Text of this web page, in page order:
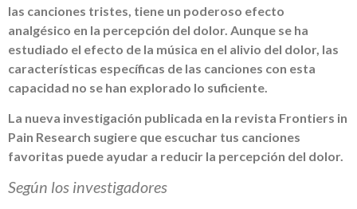
las canciones tristes, tiene un poderoso efecto
analgésico en la percepción del dolor. Aunque se ha
estudiado el efecto de la música en el alivio del dolor, las
características específicas de las canciones con esta
capacidad no se han explorado lo suficiente.
La nueva investigación publicada en la revista Frontiers in
Pain Research sugiere que escuchar tus canciones
favoritas puede ayudar a reducir la percepción del dolor.
Según los investigadores